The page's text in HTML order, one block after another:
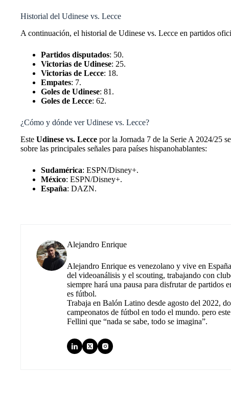
Historial del Udinese vs. Lecce
A continuación, el historial de Udinese vs. Lecce en partidos
Partidos disputados: 50.
Victorias de Udinese: 25.
Victorias de Lecce: 18.
Empates: 7.
Goles de Udinese: 81.
Goles de Lecce: 62.
¿Cómo y dónde ver Udinese vs. Lecce?
Este Udinese vs. Lecce por la Jornada 7 de la Serie A 2024/25
sobre las principales señales para países hispanohablantes:
Sudamérica: ESPN/Disney+.
México: ESPN/Disney+.
España: DAZN.
Alejandro Enrique
Alejandro Enrique es venezolano y vive en
del videoanálisis y el scouting, trabajando con
siempre hará una pausa para disfrutar de partidos
es fútbol.
Trabaja en Balón Latino desde agosto del 2022,
campeonatos de fútbol en todo el mundo. pero
Fellini que “nada se sabe, todo se imagina”.